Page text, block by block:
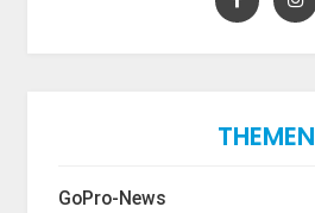
THEMEN
GoPro-News